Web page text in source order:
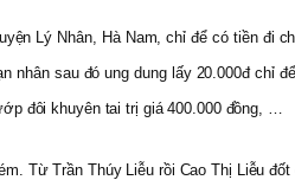
Lý Nhân, Hà Nam, chỉ để có tiền đi
nhân sau đó ung dung lấy 20.000đ chỉ
đôi khuyên tai trị giá 400.000 đồng, …
Từ Trần Thúy Liễu rồi Cao Thị Liễu